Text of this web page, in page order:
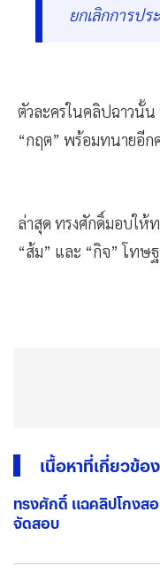
ยกเลิกการปร
ตัวละครในคลิปฉาวนั้น
“กฤต” พร้อมทนายอี
ล่าสุด ทรงศักดิ์มอบให้
“ส้ม” และ “กิจ” โทษ
เนื้อหาที่เกี่ยวข้อง
ทรงศักดิ์ แฉคลิปโกงส
จัดสอบ